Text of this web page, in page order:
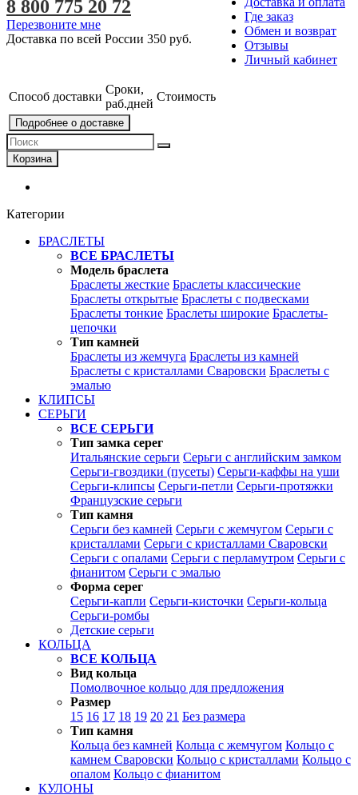
Где заказ
Обмен и возврат
Отзывы
Личный кабинет
8 800 775 20 72
Перезвоните мне
Доставка по всей России 350 руб.
Способ доставки
Сроки,
раб.дней
Стоимость
Подробнее о доставке
Корзина
Категории
БРАСЛЕТЫ
ВСЕ БРАСЛЕТЫ
Модель браслета
Браслеты жесткие Браслеты классические
Браслеты открытые Браслеты с подвесками
Браслеты тонкие Браслеты широкие Браслеты-
цепочки
Тип камней
Браслеты из жемчуга Браслеты из камней
Браслеты с кристаллами Сваровски Браслеты с
эмалью
КЛИПСЫ
СЕРЬГИ
ВСЕ СЕРЬГИ
Тип замка серег
Итальянские серьги Серьги с английским замком
Серьги-гвоздики (пусеты) Серьги-каффы на уши
Серьги-клипсы Серьги-петли Серьги-протяжки
Французские серьги
Тип камня
Серьги без камней Серьги с жемчугом Серьги с
кристаллами Серьги с кристаллами Сваровски
Серьги с опалами Серьги с перламутром Серьги с
фианитом Серьги с эмалью
Форма серег
Серьги-капли Серьги-кисточки Серьги-кольца
Серьги-ромбы
Детские серьги
КОЛЬЦА
ВСЕ КОЛЬЦА
Вид кольца
Помолвочное кольцо для предложения
Размер
15 16 17 18 19 20 21 Без размера
Тип камня
Кольца без камней Кольца с жемчугом Кольцо с
камнем Сваровски Кольцо с кристаллами Кольцо с
опалом Кольцо с фианитом
КУЛОНЫ